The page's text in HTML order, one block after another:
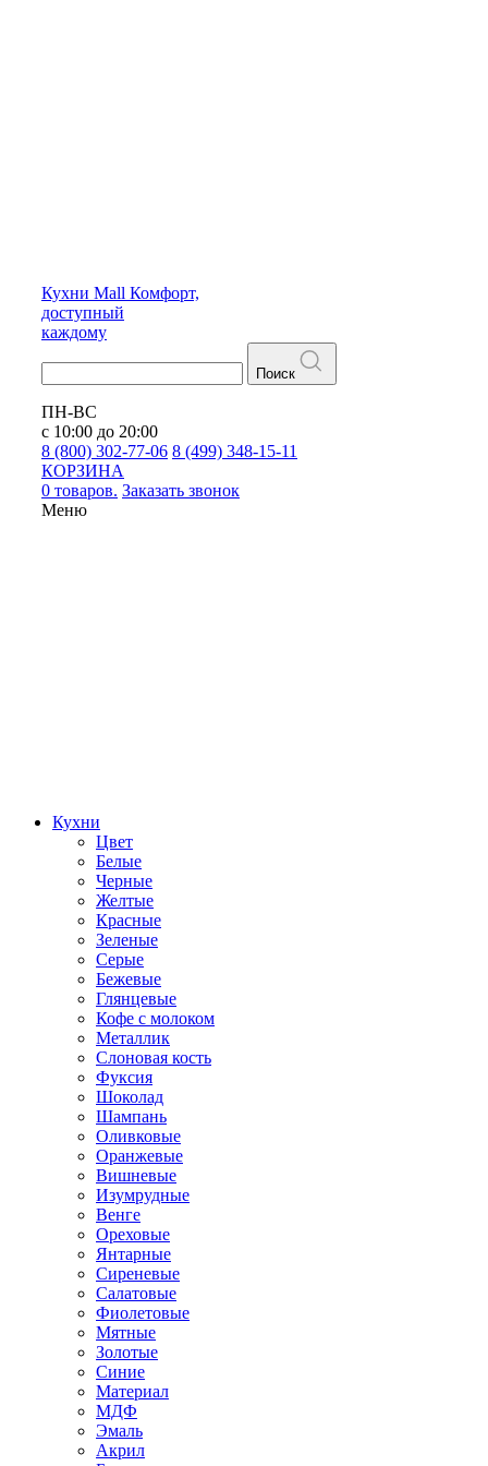
Кухни Mall Комфорт,
доступный
каждому
Поиск
ПН-ВС
с 10:00 до 20:00
8 (800) 302-77-06 8 (499) 348-15-11
КОРЗИНА
0 товаров. Заказать звонок
Меню
Кухни
Цвет
Белые
Черные
Желтые
Красные
Зеленые
Серые
Бежевые
Глянцевые
Кофе с молоком
Металлик
Слоновая кость
Фуксия
Шоколад
Шампань
Оливковые
Оранжевые
Вишневые
Изумрудные
Венге
Ореховые
Янтарные
Сиреневые
Салатовые
Фиолетовые
Мятные
Золотые
Синие
Материал
МДФ
Эмаль
Акрил